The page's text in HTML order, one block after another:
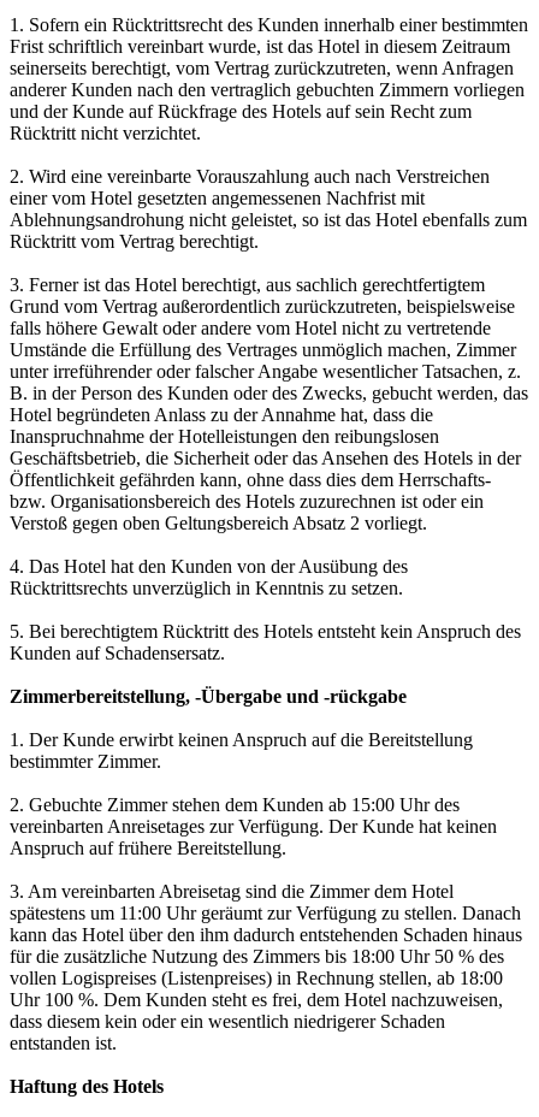
1. Sofern ein Rücktrittsrecht des Kunden innerhalb einer bestimmten
Frist schriftlich vereinbart wurde, ist das Hotel in diesem Zeitraum
seinerseits berechtigt, vom Vertrag zurückzutreten, wenn Anfragen
anderer Kunden nach den vertraglich gebuchten Zimmern vorliegen
und der Kunde auf Rückfrage des Hotels auf sein Recht zum
Rücktritt nicht verzichtet.
2. Wird eine vereinbarte Vorauszahlung auch nach Verstreichen
einer vom Hotel gesetzten angemessenen Nachfrist mit
Ablehnungsandrohung nicht geleistet, so ist das Hotel ebenfalls zum
Rücktritt vom Vertrag berechtigt.
3. Ferner ist das Hotel berechtigt, aus sachlich gerechtfertigtem
Grund vom Vertrag außerordentlich zurückzutreten, beispielsweise
falls höhere Gewalt oder andere vom Hotel nicht zu vertretende
Umstände die Erfüllung des Vertrages unmöglich machen, Zimmer
unter irreführender oder falscher Angabe wesentlicher Tatsachen, z.
B. in der Person des Kunden oder des Zwecks, gebucht werden, das
Hotel begründeten Anlass zu der Annahme hat, dass die
Inanspruchnahme der Hotelleistungen den reibungslosen
Geschäftsbetrieb, die Sicherheit oder das Ansehen des Hotels in der
Öffentlichkeit gefährden kann, ohne dass dies dem Herrschafts-
bzw. Organisationsbereich des Hotels zuzurechnen ist oder ein
Verstoß gegen oben Geltungsbereich Absatz 2 vorliegt.
4. Das Hotel hat den Kunden von der Ausübung des
Rücktrittsrechts unverzüglich in Kenntnis zu setzen.
5. Bei berechtigtem Rücktritt des Hotels entsteht kein Anspruch des
Kunden auf Schadensersatz.
Zimmerbereitstellung, -Übergabe und -rückgabe
1. Der Kunde erwirbt keinen Anspruch auf die Bereitstellung
bestimmter Zimmer.
2. Gebuchte Zimmer stehen dem Kunden ab 15:00 Uhr des
vereinbarten Anreisetages zur Verfügung. Der Kunde hat keinen
Anspruch auf frühere Bereitstellung.
3. Am vereinbarten Abreisetag sind die Zimmer dem Hotel
spätestens um 11:00 Uhr geräumt zur Verfügung zu stellen. Danach
kann das Hotel über den ihm dadurch entstehenden Schaden hinaus
für die zusätzliche Nutzung des Zimmers bis 18:00 Uhr 50 % des
vollen Logispreises (Listenpreises) in Rechnung stellen, ab 18:00
Uhr 100 %. Dem Kunden steht es frei, dem Hotel nachzuweisen,
dass diesem kein oder ein wesentlich niedrigerer Schaden
entstanden ist.
Haftung des Hotels